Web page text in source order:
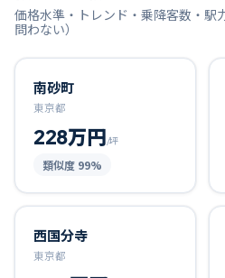
価格水準・トレンド・乗降客数・駅
問わない）
南砂町
東京都
228万円/坪
類似度 99%
西国分寺
東京都